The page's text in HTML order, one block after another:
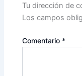
Tu dirección de
Los campos
Comentario *